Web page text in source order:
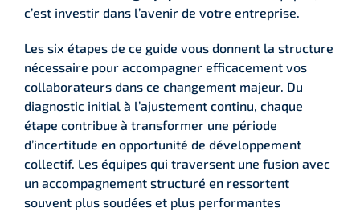
c’est investir dans l’avenir de votre entreprise.
Les six étapes de ce guide vous donnent la structure
nécessaire pour accompagner efficacement vos
collaborateurs dans ce changement majeur. Du
diagnostic initial à l’ajustement continu, chaque
étape contribue à transformer une période
d’incertitude en opportunité de développement
collectif. Les équipes qui traversent une fusion avec
un accompagnement structuré en ressortent
souvent plus soudées et plus performantes